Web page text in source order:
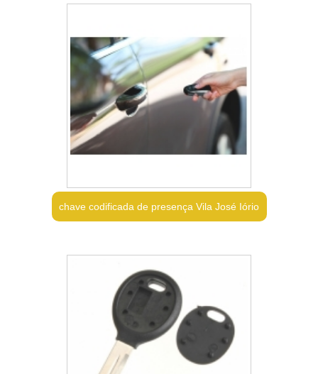
chave codificada de presença Vila José Iório